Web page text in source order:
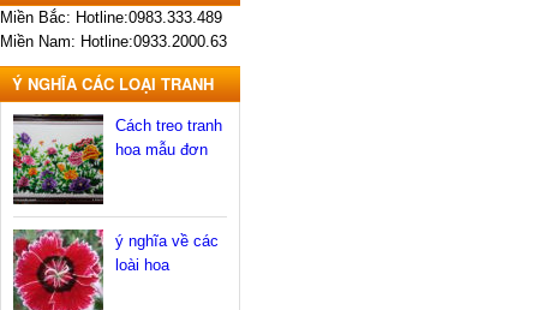
Miền Bắc: Hotline:0983.333.489
Miền Nam: Hotline:0933.2000.63
Ý NGHĨA CÁC LOẠI TRANH
Cách treo tranh
hoa mẫu đơn
ý nghĩa về các
loài hoa